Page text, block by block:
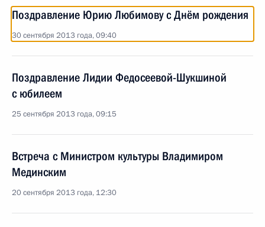
Поздравление Юрию Любимову с Днём рождения
30 сентября 2013 года, 09:40
Поздравление Лидии Федосеевой-Шукшиной
с юбилеем
25 сентября 2013 года, 09:15
Встреча с Министром культуры Владимиром
Мединским
20 сентября 2013 года, 12:30